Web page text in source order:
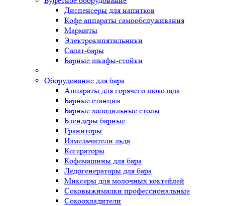
Диспенсеры для напитков
Кофе аппараты самообслуживания
Мармиты
Электрокипятильники
Cалат-бары
Барные шкафы-стойки
Оборудование для бара
Аппараты для горячего шоколада
Барные станции
Барные холодильные столы
Блендеры барные
Граниторы
Измельчители льда
Кегераторы
Кофемашины для бара
Ледогенераторы для бара
Миксеры для молочных коктейлей
Соковыжималки профессиональные
Сокоохладители